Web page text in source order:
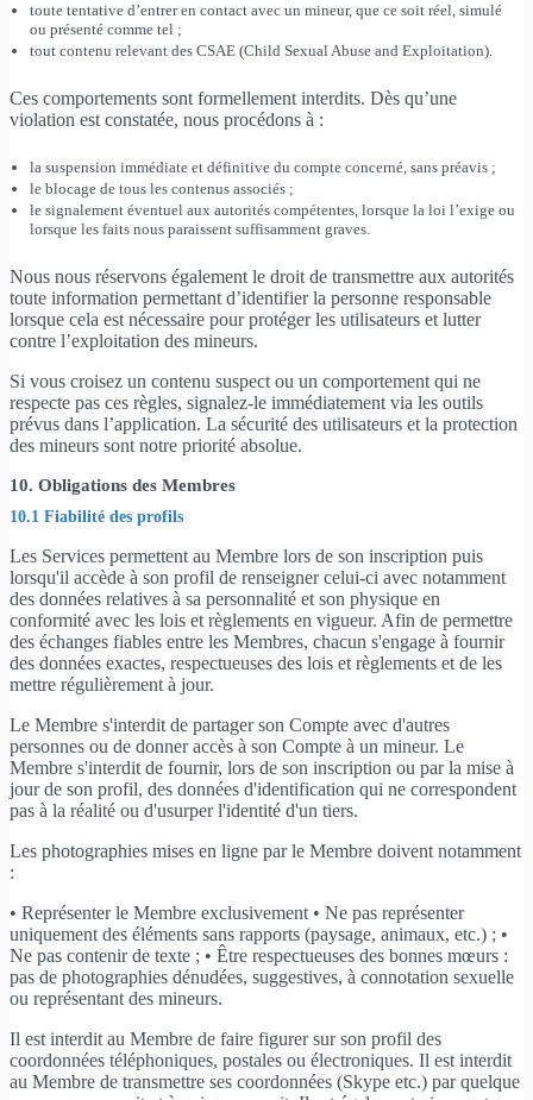
toute tentative d’entrer en contact avec un mineur, que ce soit réel, simulé
ou présenté comme tel ;
tout contenu relevant des CSAE (Child Sexual Abuse and Exploitation).
Ces comportements sont formellement interdits. Dès qu’une
violation est constatée, nous procédons à :
la suspension immédiate et définitive du compte concerné, sans préavis ;
le blocage de tous les contenus associés ;
le signalement éventuel aux autorités compétentes, lorsque la loi l’exige ou
lorsque les faits nous paraissent suffisamment graves.
Nous nous réservons également le droit de transmettre aux autorités
toute information permettant d’identifier la personne responsable
lorsque cela est nécessaire pour protéger les utilisateurs et lutter
contre l’exploitation des mineurs.
Si vous croisez un contenu suspect ou un comportement qui ne
respecte pas ces règles, signalez-le immédiatement via les outils
prévus dans l’application. La sécurité des utilisateurs et la protection
des mineurs sont notre priorité absolue.
10. Obligations des Membres
10.1 Fiabilité des profils
Les Services permettent au Membre lors de son inscription puis
lorsqu'il accède à son profil de renseigner celui-ci avec notamment
des données relatives à sa personnalité et son physique en
conformité avec les lois et règlements en vigueur. Afin de permettre
des échanges fiables entre les Membres, chacun s'engage à fournir
des données exactes, respectueuses des lois et règlements et de les
mettre régulièrement à jour.
Le Membre s'interdit de partager son Compte avec d'autres
personnes ou de donner accès à son Compte à un mineur. Le
Membre s'interdit de fournir, lors de son inscription ou par la mise à
jour de son profil, des données d'identification qui ne correspondent
pas à la réalité ou d'usurper l'identité d'un tiers.
Les photographies mises en ligne par le Membre doivent notamment
:
• Représenter le Membre exclusivement • Ne pas représenter
uniquement des éléments sans rapports (paysage, animaux, etc.) ; •
Ne pas contenir de texte ; • Être respectueuses des bonnes mœurs :
pas de photographies dénudées, suggestives, à connotation sexuelle
ou représentant des mineurs.
Il est interdit au Membre de faire figurer sur son profil des
coordonnées téléphoniques, postales ou électroniques. Il est interdit
au Membre de transmettre ses coordonnées (Skype etc.) par quelque